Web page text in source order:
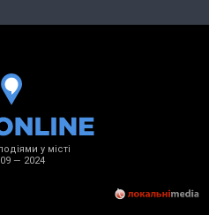
у місті
— 2024